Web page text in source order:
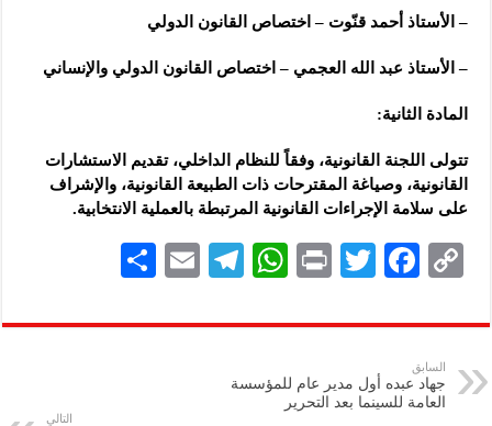
– الأستاذ أحمد قنّوت – اختصاص القانون الدولي
– الأستاذ عبد الله العجمي – اختصاص القانون الدولي والإنساني
المادة الثانية:
تتولى اللجنة القانونية، وفقاً للنظام الداخلي، تقديم الاستشارات
القانونية، وصياغة المقترحات ذات الطبيعة القانونية، والإشراف
على سلامة الإجراءات القانونية المرتبطة بالعملية الانتخابية.
C
p
y
Li
F
eb
oo
k
T
tt
P
nt
W
at
A
Te
gr
E
ai
ar
السابق
جهاد عبده أول مدير عام للمؤسسة
العامة للسينما بعد التحرير
التالي